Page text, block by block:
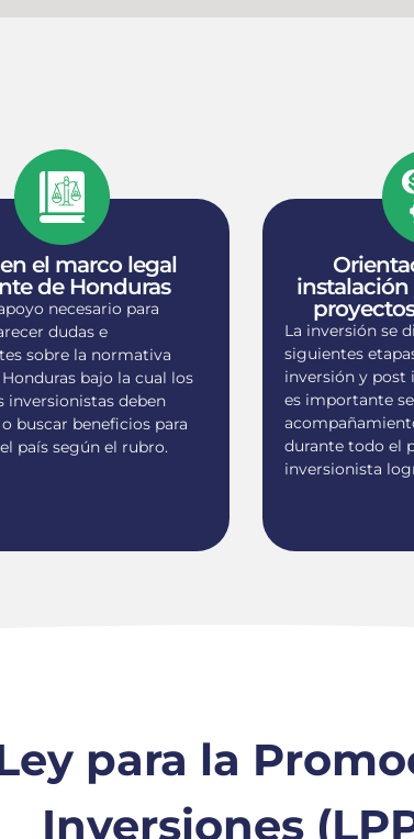
el marco legal
de Honduras
necesario para
dudas e
sobre la normativa
bajo la cual los
inversionistas deben
buscar beneficios para
país según el rubro.
instalación
La inversión se
siguientes
inversión y post
es importante
durante todo el
inversionista
para la
Inversiones